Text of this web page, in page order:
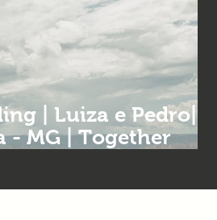
| Luiza e Pedro|
- MG | Together